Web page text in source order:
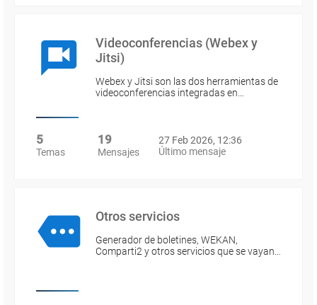
Videoconferencias (Webex y
Jitsi)
Webex y Jitsi son las dos herramientas de
videoconferencias integradas en…
5
Temas
19
Mensajes
27 Feb 2026, 12:36
Último mensaje
Otros servicios
Generador de boletines, WEKAN,
Comparti2 y otros servicios que se vayan…